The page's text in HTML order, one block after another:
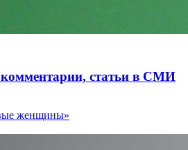
статьи в СМИ
женщины»